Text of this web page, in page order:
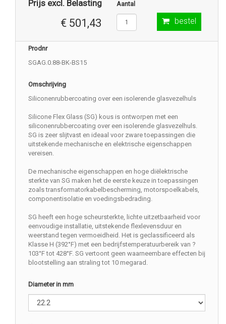
Prijs excl. Belasting
€ 501,43
Aantal
bestel
Prodnr
SGAG.0.88-BK-BS15
Omschrijving
Siliconenrubbercoating over een isolerende glasvezelhuls
Silicone Flex Glass (SG) kous is ontworpen met een
siliconenrubbercoating over een isolerende glasvezelhuls.
SG is zeer slijtvast en ideaal voor zware toepassingen die
uitstekende mechanische en elektrische eigenschappen
vereisen.
De mechanische eigenschappen en hoge diëlektrische
sterkte van SG maken het de eerste keuze in toepassingen
zoals transformatorkabelbescherming, motorspoelkabels,
componentisolatie en voedingsbedrading.
SG heeft een hoge scheursterkte, lichte uitzetbaarheid voor
eenvoudige installatie, uitstekende flexlevensduur en
weerstand tegen vermoeidheid. Het is geclassificeerd als
Klasse H (392°F) met een bedrijfstemperatuurbereik van ?
103°F tot 428°F. SG vertoont geen waarneembare effecten bij
blootstelling aan straling tot 10 megarad.
Diameter in mm